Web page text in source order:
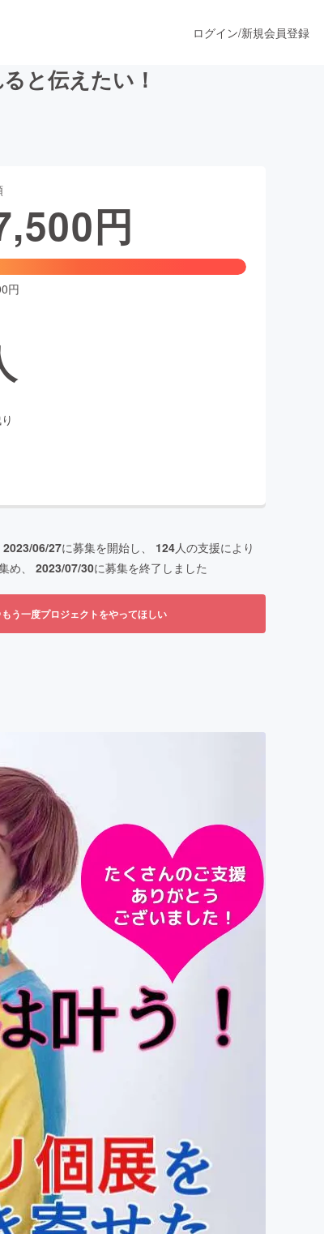
ファッション
ログイン/新規会員登録
と伝えたい！
円
円
2023/06/27に募集を開始し、 124人の支援により
め、 2023/07/30に募集を終了しました
もう一度プロジェクトをやってほしい